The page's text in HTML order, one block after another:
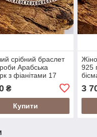
срібний браслет
Арабська
з фіанітами 17
₴
Купити
925
3